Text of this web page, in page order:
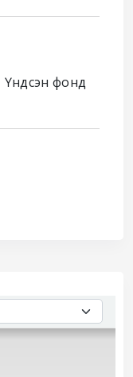
фонд